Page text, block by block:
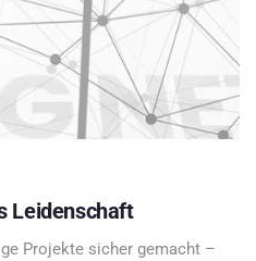
Leidenschaft
Projekte sicher gemacht –